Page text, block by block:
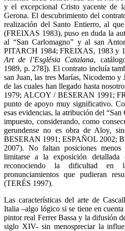
y el excepcional Cristo yacente de
Gerona. El descubrimiento del
realización del Santo Entierro, al
(FREIXAS 1983), puso en duda la
al “San Carlomagno” y al san
PITARCH 1984; FREIXAS, 1983 y
Art de l’Església Catalana,
1989, p. 278]). El contrato incluía
san Juan, las tres Marías, Nicodemo y
de las cuales han llegado hasta
1979; ALCOY / BESERAN 1991;
punto de apoyo muy significativo.
esas evidencias, la atribución del “San
impuesto, considerando, como
gerundense no es obra de Aloy,
BESERAN 1991; ESPAÑOL 2002;
2007). No faltan posiciones menos
limitarse a la exposición detallada
reconociendo la dificultad en
pronunciamientos que pudieran
(TERÉS 1997).
Las características del arte de
Italia –algo lógico si se tiene en
pintor real Ferrer Bassa y la difusión
siglo XIV- sin menospreciar la